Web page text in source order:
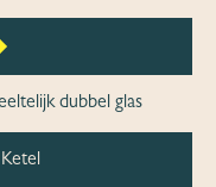
dubbel glas